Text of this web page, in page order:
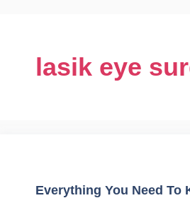
lasik eye
Everything You Need To